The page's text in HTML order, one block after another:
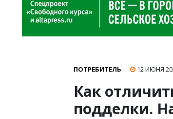
ПОТРЕБИТЕЛЬ 12 ИЮНЯ
Как
подделки.